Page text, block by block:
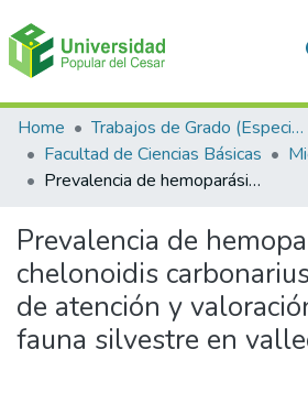
Communities & Collections
All of DSpace
Home Trabajos de Grado (Especializaciones y Pregrados)
Facultad de Ciencias Básicas
Prevalencia de hemoparásitos en chelonoidis carbonarius del centro de atención y valoración de flora y fauna silvestre en valledupar, cesar
Prevalencia de
chelonoidis
de atención y
fauna silvestre en